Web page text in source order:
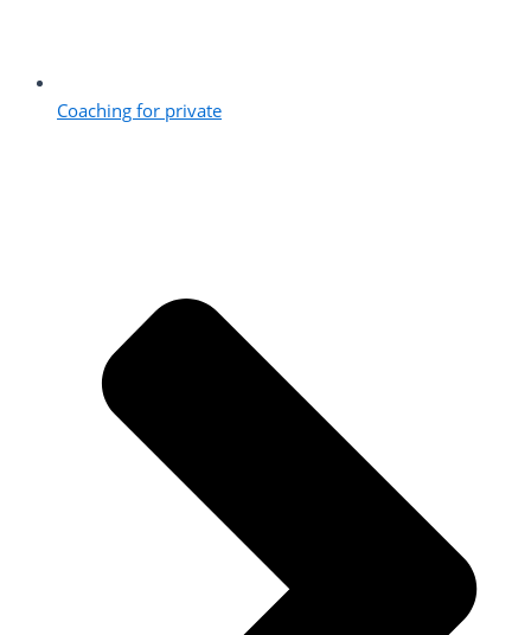
Coaching for private